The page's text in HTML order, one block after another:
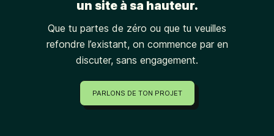
un site à sa hauteur.
Que tu partes de zéro ou que tu veuilles
refondre l’existant, on commence par en
discuter, sans engagement.
PARLONS DE TON PROJET